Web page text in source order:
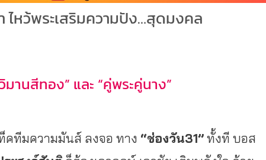
หว้พระเสริมความปัง…สุดมงคล
นสีทอง” และ “คู่พระคู่นาง”
คทีมความมันส์ ลงจอ ทาง “ช่องวัน31”ทั้งที บอส